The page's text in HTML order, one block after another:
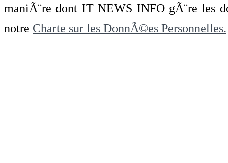
maniÃ¨re dont IT NEWS INFO gÃ¨re les
notre Charte sur les DonnÃ©es Personnelles.